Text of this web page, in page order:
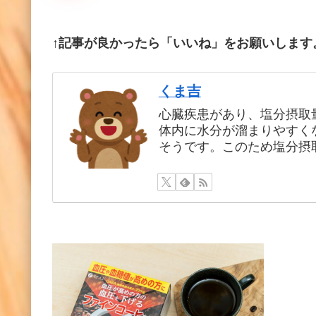
↑記事が良かったら「いいね」をお願いしま
くま吉
心臓疾患があり、塩分摂
体内に水分が溜まりやす
そうです。このため塩分